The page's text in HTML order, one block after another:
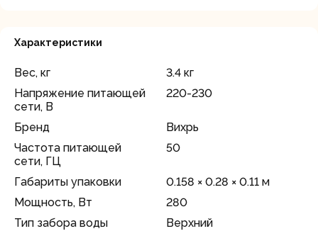
Характеристики
Вес, кг
3.4 кг
Напряжение питающей
сети, В
220-230
Бренд
Вихрь
Частота питающей
сети, ГЦ
50
Габариты упаковки
0.158 × 0.28 × 0.11 м
Мощность, Вт
280
Тип забора воды
Верхний